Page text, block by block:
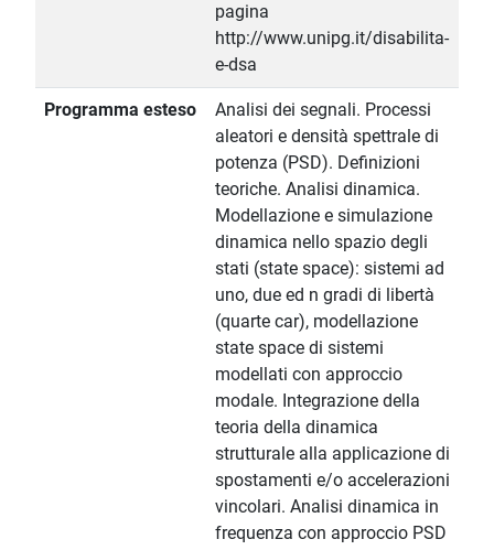
pagina
http://www.unipg.it/disabilita-
e-dsa
Programma esteso
Analisi dei segnali. Processi
aleatori e densità spettrale di
potenza (PSD). Definizioni
teoriche. Analisi dinamica.
Modellazione e simulazione
dinamica nello spazio degli
stati (state space): sistemi ad
uno, due ed n gradi di libertà
(quarte car), modellazione
state space di sistemi
modellati con approccio
modale. Integrazione della
teoria della dinamica
strutturale alla applicazione di
spostamenti e/o accelerazioni
vincolari. Analisi dinamica in
frequenza con approccio PSD